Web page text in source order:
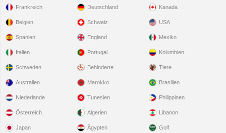
Frankreich
Belgien
Spanien
Italien
Schweden
Deutschland
Schweiz
England
Portugal
Behinderte
Kanada
USA
Mexiko
Kolumbien
Tiere
Australien
Niederlande
Österreich
Japan
Marokko
Tunesien
Algerien
Ägypten
Brasilien
Philippinen
Libanon
Golf